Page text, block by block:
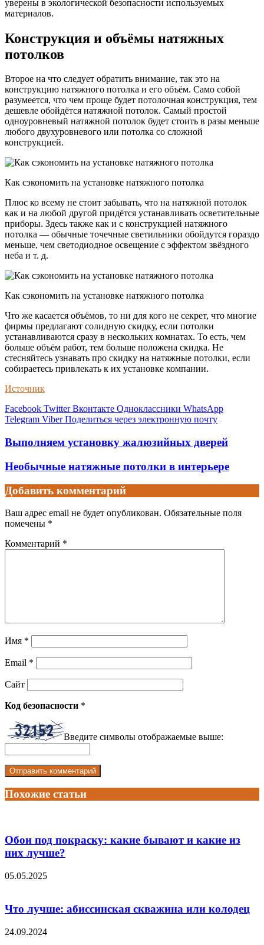
уверены в экологической безопасности используемых
материалов.
Конструкция и объёмы натяжных
потолков
Второе на что следует обратить внимание, так это на
конструкцию натяжного потолка и его объём. Само собой
разумеется, что чем проще будет потолочная конструкция, тем
дешевле обойдётся натяжной потолок. Самый простой
одноуровневый натяжной потолок будет стоить в разы меньше
любого двухуровневого или потолка со сложной
конструкцией.
Как сэкономить на установке натяжного потолка
Плюс ко всему не стоит забывать, что на натяжной потолок
как и на любой другой придётся устанавливать осветительные
приборы. Здесь также как и с конструкцией натяжного
потолка — обычные точечные светильники обойдутся гораздо
меньше, чем светодиодное освещение с эффектом звёздного
неба и т. д.
Как сэкономить на установке натяжного потолка
Что же касается объёмов, то ни для кого не секрет, что многие
фирмы предлагают солидную скидку, если потолки
устанавливаются сразу в нескольких комнатах. То есть, чем
больше объём работ, тем больше положена скидка. Не
стесняйтесь узнавать про скидку на натяжные потолки, если
собираетесь привлекать к их установке компании.
Источник
Facebook Twitter Вконтакте Одноклассники WhatsApp
Telegram Viber Поделиться через электронную почту
Выполняем установку жалюзийных дверей
Необычные натяжные потолки в интерьере
Добавить комментарий
Ваш адрес email не будет опубликован. Обязательные поля
помечены *
Комментарий *
Имя *
Email *
Сайт
Код безопасности *
Введите символы отображаемые выше:
Похожие статьи
Обои под покраску: какие бывают и какие из
них лучше?
05.05.2025
Что лучше: абиссинская скважина или колодец
24.09.2024